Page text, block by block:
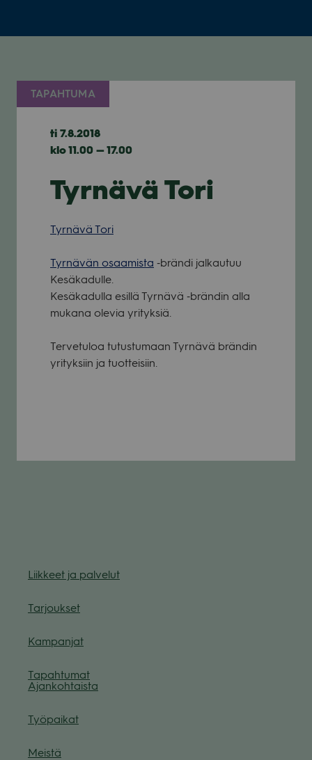
TAPAHTUMA
ti 7.8.2018
klo 11.00 — 17.00
Tyrnävä Tori
Tyr­nävä Tori
Tyr­nä­vän osaa­mista ‑brändi jal­kau­tuu
Kesä­ka­dulle.
Kesä­ka­dulla esillä Tyr­nävä ‑brän­din alla
mukana ole­via yri­tyk­siä.
Ter­ve­tu­loa tutus­tu­maan Tyr­nävä brän­din
yri­tyk­siin ja tuot­tei­siin.
Liik­keet ja pal­ve­lut
Tar­jouk­set
Kam­pan­jat
Tapah­tu­mat
Ajan­koh­taista
Työ­pai­kat
Meistä